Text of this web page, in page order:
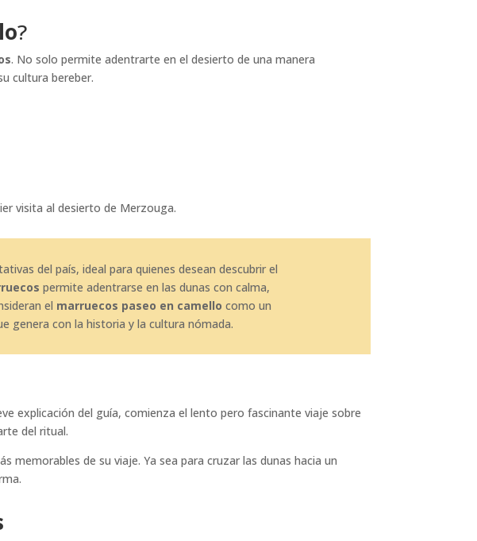
?
. No solo permite adentrarte en el desierto de una manera
cultura bereber.
visita al desierto de Merzouga.
del país, ideal para quienes desean descubrir el
permite adentrarse en las dunas con calma,
el marruecos paseo en camello como un
genera con la historia y la cultura nómada.
explicación del guía, comienza el lento pero fascinante viaje sobre
del ritual.
memorables de su viaje. Ya sea para cruzar las dunas hacia un